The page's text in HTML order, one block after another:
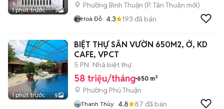
1 phút trước 3
Phường Bình Thuận (P. Tân Thuận mới)
Hoà Đỗ 4.3 193 đã bán
1 phút trước 5
BIỆT THỰ SÂN VƯỜN 650M2, Ở, KD
CAFE, VPCT
5 PN Nhà biệt thự
58 triệu/tháng 650 m²
Phường Phú Thuận
Thanh Thủy 4.8 87 đã bán